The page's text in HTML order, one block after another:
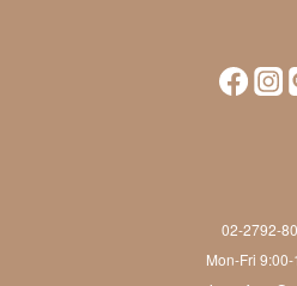
刺激且安全，敏感性肌
異位性皮膚炎患者可
Ｑ：乳液保濕能力好嗎 ?
比，小分子深入滋養皮
角質層而大分子的植物
YOGA舒緩(真正薰衣
02-2792-
Mon-Fri